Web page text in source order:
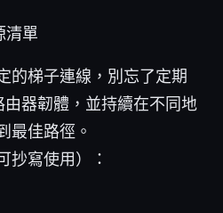
清單
的梯子連線，別忘了定期
器韌體，並持續在不同地
最佳路徑。
抄寫使用）：